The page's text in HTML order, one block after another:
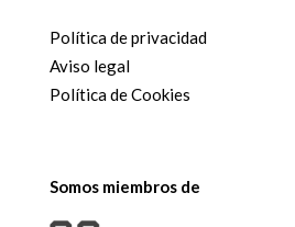
Política de privacidad
Aviso legal
Política de Cookies
Somos miembros de